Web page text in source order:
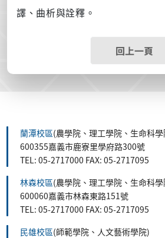
譯、曲析與詮釋。
回上一頁
蘭潭校區(農學院、理工學院、生命科學
600355嘉義市鹿寮里學府路300號
TEL: 05-2717000 FAX: 05-2717095
林森校區(農學院、理工學院、生命科學
600060嘉義市林森東路151號
TEL: 05-2717000 FAX: 05-2717095
民雄校區(師範學院、人文藝術學院)